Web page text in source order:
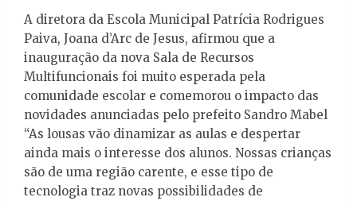
A diretora da Escola Municipal Patrícia Rodrigues
Paiva, Joana d’Arc de Jesus, afirmou que a
inauguração da nova Sala de Recursos
Multifuncionais foi muito esperada pela
comunidade escolar e comemorou o impacto das
novidades anunciadas pelo prefeito Sandro Mabel
“As lousas vão dinamizar as aulas e despertar
ainda mais o interesse dos alunos. Nossas crianças
são de uma região carente, e esse tipo de
tecnologia traz novas possibilidades de